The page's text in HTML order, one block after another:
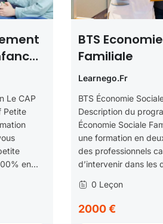
Le CAP
Petite
en...
BTS
Familiale
Learnego.fr
BTS Économie
Description du
Économie Sociale
une formation en
des professionnels
d’intervenir dans les
0 Leçon
2000 €